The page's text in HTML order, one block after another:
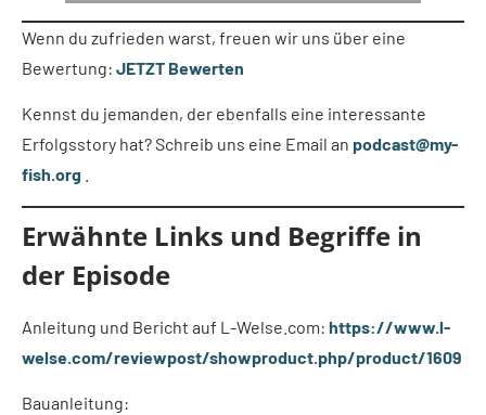
Wenn du zufrieden warst, freuen wir uns über eine
Bewertung: JETZT Bewerten
Kennst du jemanden, der ebenfalls eine interessante
Erfolgsstory hat? Schreib uns eine Email an podcast@my-
fish.org
Erwähnte Links und Begriffe in
der Episode
Anleitung und Bericht auf L-Welse.com: https://www.l-
welse.com/reviewpost/showproduct.php/product/1609
Bauanleitung: